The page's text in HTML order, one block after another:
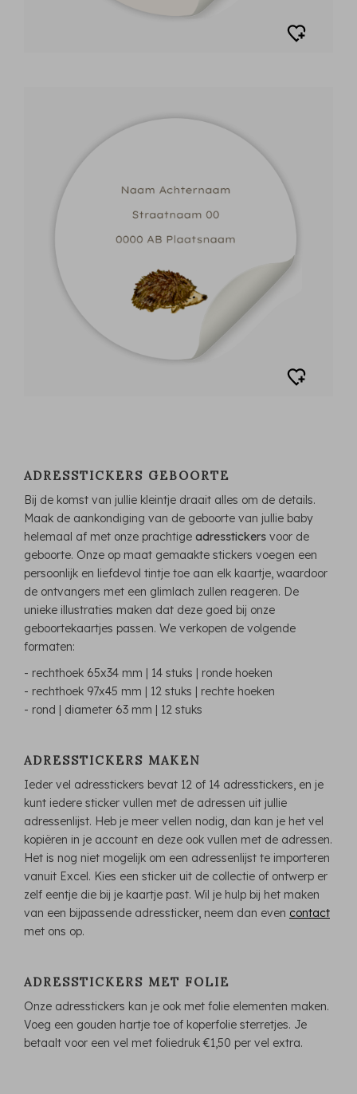
ADRESSTICKERS GEBOORTE
Bij de komst van jullie kleintje draait alles om de details.
Maak de aankondiging van de geboorte van jullie baby
helemaal af met onze prachtige adresstickers voor de
geboorte. Onze op maat gemaakte stickers voegen een
persoonlijk en liefdevol tintje toe aan elk kaartje, waardoor
de ontvangers met een glimlach zullen reageren. De
unieke illustraties maken dat deze goed bij onze
geboortekaartjes passen. We verkopen de volgende
formaten:
- rechthoek 65x34 mm | 14 stuks | ronde hoeken
- rechthoek 97x45 mm | 12 stuks | rechte hoeken
- rond | diameter 63 mm | 12 stuks
ADRESSTICKERS MAKEN
Ieder vel adresstickers bevat 12 of 14 adresstickers, en je
kunt iedere sticker vullen met de adressen uit jullie
adressenlijst. Heb je meer vellen nodig, dan kan je het vel
kopiëren in je account en deze ook vullen met de adressen.
Het is nog niet mogelijk om een adressenlijst te importeren
vanuit Excel. Kies een sticker uit de collectie of ontwerp er
zelf eentje die bij je kaartje past. Wil je hulp bij het maken
van een bijpassende adressticker, neem dan even contact
met ons op.
ADRESSTICKERS MET FOLIE
Onze adresstickers kan je ook met folie elementen maken.
Voeg een gouden hartje toe of koperfolie sterretjes. Je
betaalt voor een vel met foliedruk €1,50 per vel extra.